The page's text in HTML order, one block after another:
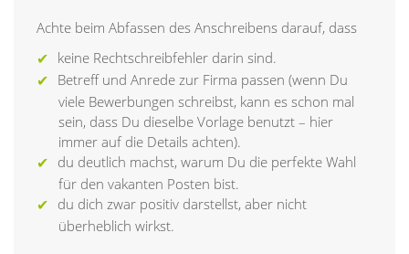
Achte beim Abfassen des Anschreibens darauf, dass
keine Rechtschreibfehler darin sind.
Betreff und Anrede zur Firma passen (wenn Du
viele Bewerbungen schreibst, kann es schon mal
sein, dass Du dieselbe Vorlage benutzt – hier
immer auf die Details achten).
du deutlich machst, warum Du die perfekte Wahl
für den vakanten Posten bist.
du dich zwar positiv darstellst, aber nicht
überheblich wirkst.